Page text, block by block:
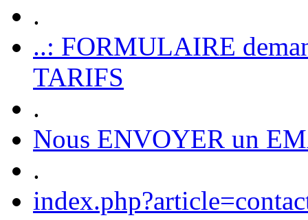
.
..: FORMULAIRE
TARIFS
.
Nous ENVOYER un
.